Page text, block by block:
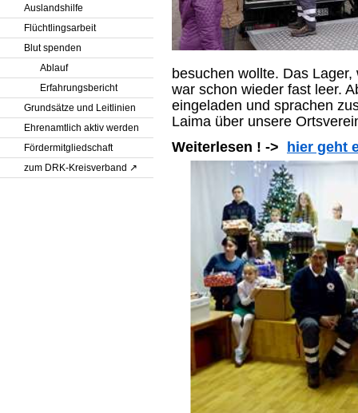
Auslandshilfe
Flüchtlingsarbeit
Blut spenden
Ablauf
Erfahrungsbericht
Grundsätze und Leitlinien
Ehrenamtlich aktiv werden
Fördermitgliedschaft
zum DRK-Kreisverband
besuchen wollte. Das
war schon wieder fast leer.
eingeladen und sprachen
Laima über unsere
Weiterlesen ! -> hier geht